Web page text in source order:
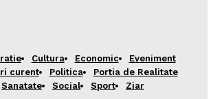
Cultura Economic
Eveniment
curent
Politica
Portia de Realitate
Sanatate
Social Sport Ziar